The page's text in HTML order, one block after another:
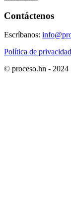
Contáctenos
Escríbanos:
Política de privacidad
© proceso.hn - 2024